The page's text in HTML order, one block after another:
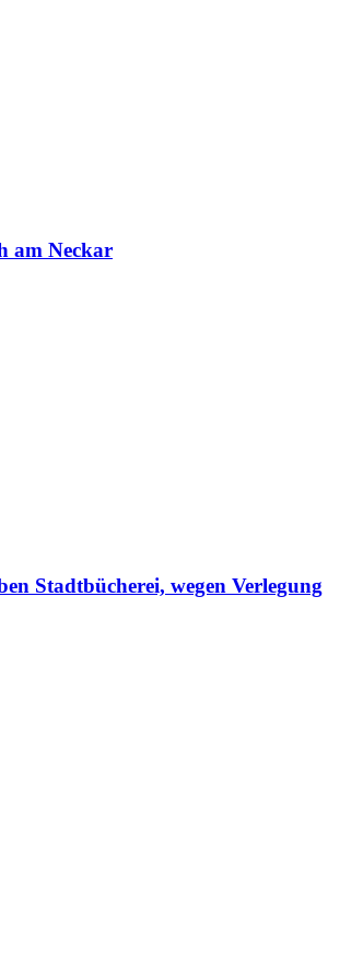
am Neckar
Stadtbücherei, wegen Verlegung